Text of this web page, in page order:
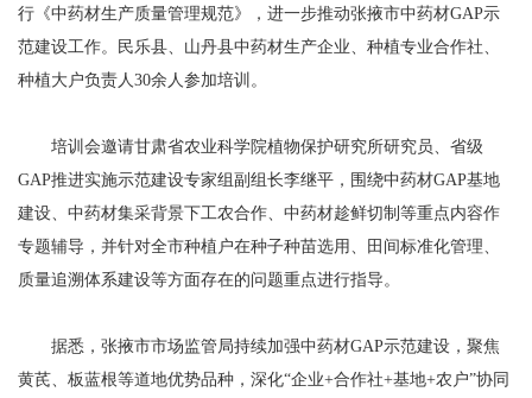
行《中药材生产质量管理规范》，进一步推动张掖市中药材GAP示
范建设工作。民乐县、山丹县中药材生产企业、种植专业合作社、
种植大户负责人30余人参加培训。
培训会邀请甘肃省农业科学院植物保护研究所研究员、省级
GAP推进实施示范建设专家组副组长李继平，围绕中药材GAP基地
建设、中药材集采背景下工农合作、中药材趁鲜切制等重点内容作
专题辅导，并针对全市种植户在种子种苗选用、田间标准化管理、
质量追溯体系建设等方面存在的问题重点进行指导。
据悉，张掖市市场监管局持续加强中药材GAP示范建设，聚焦
黄芪、板蓝根等道地优势品种，深化“企业+合作社+基地+农户”协同